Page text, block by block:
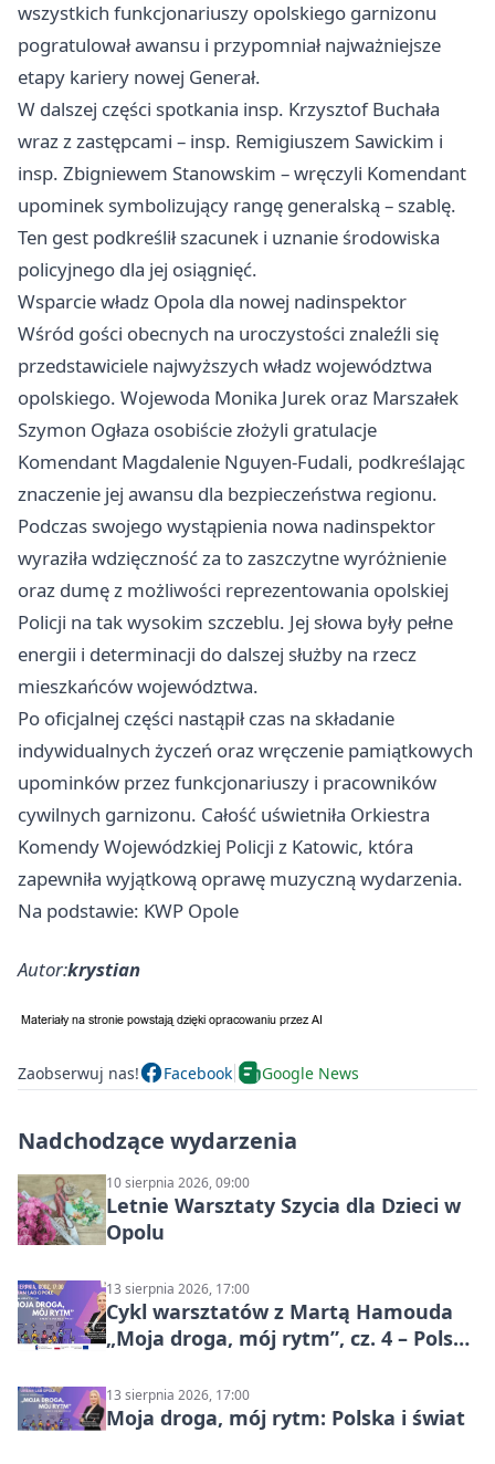
wszystkich funkcjonariuszy opolskiego garnizonu
pogratulował awansu i przypomniał najważniejsze
etapy kariery nowej Generał.
W dalszej części spotkania insp. Krzysztof Buchała
wraz z zastępcami – insp. Remigiuszem Sawickim i
insp. Zbigniewem Stanowskim – wręczyli Komendant
upominek symbolizujący rangę generalską – szablę.
Ten gest podkreślił szacunek i uznanie środowiska
policyjnego dla jej osiągnięć.
Wsparcie władz Opola dla nowej nadinspektor
Wśród gości obecnych na uroczystości znaleźli się
przedstawiciele najwyższych władz województwa
opolskiego. Wojewoda Monika Jurek oraz Marszałek
Szymon Ogłaza osobiście złożyli gratulacje
Komendant Magdalenie Nguyen-Fudali, podkreślając
znaczenie jej awansu dla bezpieczeństwa regionu.
Podczas swojego wystąpienia nowa nadinspektor
wyraziła wdzięczność za to zaszczytne wyróżnienie
oraz dumę z możliwości reprezentowania opolskiej
Policji na tak wysokim szczeblu. Jej słowa były pełne
energii i determinacji do dalszej służby na rzecz
mieszkańców województwa.
Po oficjalnej części nastąpił czas na składanie
indywidualnych życzeń oraz wręczenie pamiątkowych
upominków przez funkcjonariuszy i pracowników
cywilnych garnizonu. Całość uświetniła Orkiestra
Komendy Wojewódzkiej Policji z Katowic, która
zapewniła wyjątkową oprawę muzyczną wydarzenia.
Na podstawie: KWP Opole
Autor:krystian
Zaobserwuj nas! Facebook Google News
Nadchodzące wydarzenia
10 sierpnia 2026, 09:00
Letnie Warsztaty Szycia dla Dzieci w
Opolu
13 sierpnia 2026, 17:00
Cykl warsztatów z Martą Hamouda
„Moja droga, mój rytm”, cz. 4 – Polska
13 sierpnia 2026, 17:00
Moja droga, mój rytm: Polska i świat